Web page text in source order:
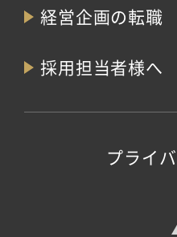
経営企画の転職
採用担当者様へ
プライ